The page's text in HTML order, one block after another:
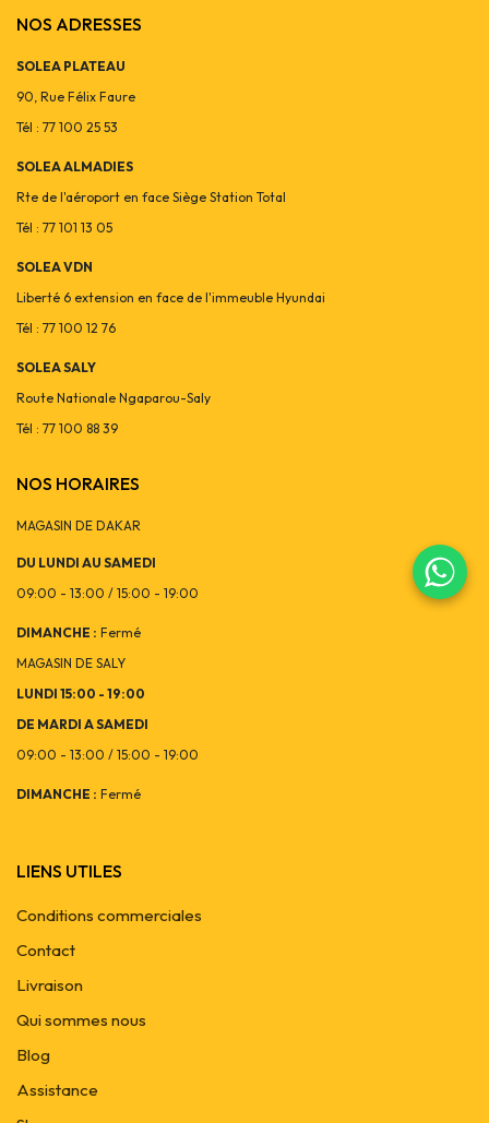
NOS ADRESSES
SOLEA PLATEAU
90, Rue Félix Faure
Tél : 77 100 25 53
SOLEA ALMADIES
Rte de l'aéroport en face Siège Station Total
Tél : 77 101 13 05
SOLEA VDN
Liberté 6 extension en face de l'immeuble Hyundai
Tél : 77 100 12 76
SOLEA SALY
Route Nationale Ngaparou-Saly
Tél : 77 100 88 39
NOS HORAIRES
MAGASIN DE DAKAR
DU LUNDI AU SAMEDI
09:00 - 13:00 / 15:00 - 19:00
DIMANCHE : Fermé
MAGASIN DE SALY
LUNDI 15:00 - 19:00
DE MARDI A SAMEDI
09:00 - 13:00 / 15:00 - 19:00
DIMANCHE : Fermé
LIENS UTILES
Conditions commerciales
Contact
Livraison
Qui sommes nous
Blog
Assistance